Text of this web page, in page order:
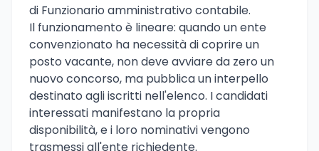
di Funzionario amministrativo contabile.
Il funzionamento è lineare: quando un ente
convenzionato ha necessità di coprire un
posto vacante, non deve avviare da zero un
nuovo concorso, ma pubblica un interpello
destinato agli iscritti nell'elenco. I candidati
interessati manifestano la propria
disponibilità, e i loro nominativi vengono
trasmessi all'ente richiedente.